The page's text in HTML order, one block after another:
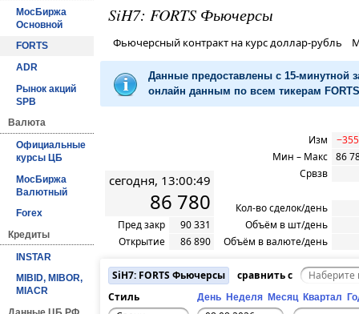
МосБиржа
Основной
FORTS
ADR
Рынок акций
SPB
Валюта
Официальные
курсы ЦБ
МосБиржа
Валютный
Forex
Кредиты
INSTAR
MIBID, MIBOR,
MIACR
SiH7: FORTS Фьючерсы
Фьючерсный контракт на курс доллар-рубль
Данные предоставлены с 15-минутной
онлайн данным по всем тикерам
сегодня, 13:00:49
86 780
Пред закр
90 331
Открытие
86 890
Изм
Мин – Макс 86
Срвзв
Кол-во сделок/день
Объём в шт/день
Объём в валюте/день
SiH7: FORTS Фьючерсы
сравнить с
Стиль
День Неделя Месяц Квартал